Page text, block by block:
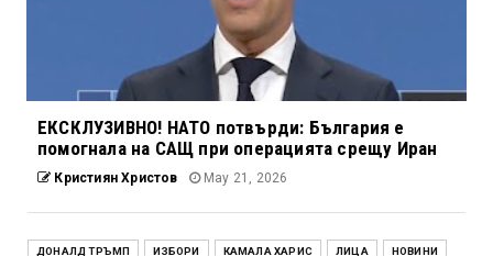
ЕКСКЛУЗИВНО! НАТО потвърди: България е
помогнала на САЩ при операцията срещу Иран
Кристиян Христов May 21, 2026
ДОНАЛД ТРЪМП ИЗБОРИ КАМАЛА ХАРИС ЛИЦА НОВИНИ